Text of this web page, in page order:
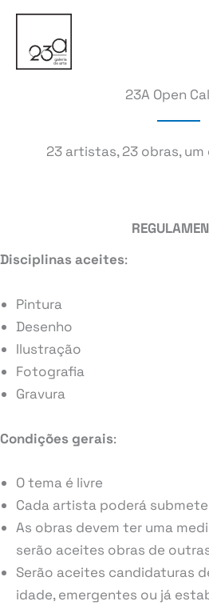
Skip
content
23A Open
23 artistas, 23 obras,
Disciplinas aceites:
Pintura
Desenho
Ilustração
Fotografia
Gravura
Condições gerais:
O tema é livre
Cada artista poderá
As obras devem ter uma
serão aceites obras de
Serão aceites candidaturas
idade, emergentes ou já